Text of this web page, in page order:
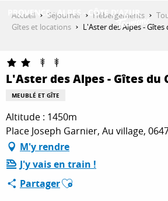
DÉCOUVRIR
QUE FAIRE ?
SÉJOURNER
ESPACE PRO
Accueil Séjourner Hébergements
Gîtes et locations
L'Aster des Alpes -
L'Aster des Alpes - Gîtes du
MEUBLÉ ET GÎTE
Altitude : 1450m
Place Joseph Garnier, Au village,
M'y rendre
J'y vais en train !
PartagerAjouter aux favoris